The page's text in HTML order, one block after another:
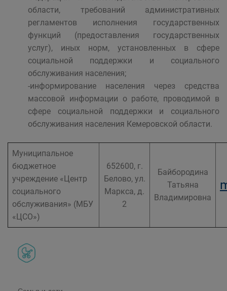
области, требований административных
регламентов исполнения государственных
функций (предоставления государственных
услуг), иных норм, установленных в сфере
социальной поддержки и социального
обслуживания населения;
-информирование населения через средства
массовой информации о работе, проводимой в
сфере социальной поддержки и социального
обслуживания населения Кемеровской области.
Муниципальное
бюджетное
учреждение «Центр
социального
обслуживания» (МБУ
«ЦСО»)
652600, г.
Белово, ул.
Маркса, д.
2
Байбородина
Татьяна
Владимировна